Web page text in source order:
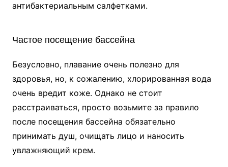
антибактериальным салфетками.
Частое посещение бассейна
Безусловно, плавание очень полезно для
здоровья, но, к сожалению, хлорированная вода
очень вредит коже. Однако не стоит
расстраиваться, просто возьмите за правило
после посещения бассейна обязательно
принимать душ, очищать лицо и наносить
увлажняющий крем.